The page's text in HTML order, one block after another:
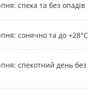
спека та без опадів
сонячно та до +28°С
спекотний день без